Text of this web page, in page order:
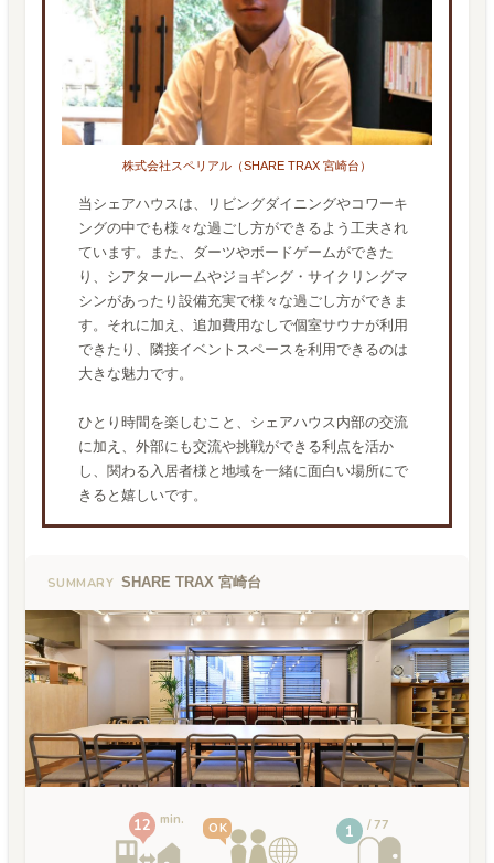
株式会社スペリアル（SHARE TRAX 宮崎台）
当シェアハウスは、リビングダイニングやコワーキ
ングの中でも様々な過ごし方ができるよう工夫され
ています。また、ダーツやボードゲームができた
り、シアタールームやジョギング・サイクリングマ
シンがあったり設備充実で様々な過ごし方ができま
す。それに加え、追加費用なしで個室サウナが利用
できたり、隣接イベントスペースを利用できるのは
大きな魅力です。
ひとり時間を楽しむこと、シェアハウス内部の交流
に加え、外部にも交流や挑戦ができる利点を活か
し、関わる入居者様と地域を一緒に面白い場所にで
きると嬉しいです。
SUMMARY SHARE TRAX 宮崎台
12 min.
OK 1 77